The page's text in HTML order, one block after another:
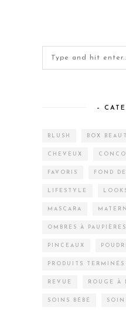
–
BLUSH BOX
CHEVEUX
FAVORIS FOND
LIFESTYLE
MASCARA
OMBRES À PAUPIÈRES
PINCEAUX
PRODUITS TERMINÉS
REVUE ROUGE À
SOINS BÉBÉ